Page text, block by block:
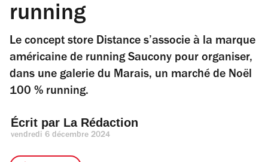
running
Le concept store Distance s’associe à la marque
américaine de running Saucony pour organiser,
dans une galerie du Marais, un marché de Noël
100 % running.
Écrit par La Rédaction
vendredi 6 décembre 2024